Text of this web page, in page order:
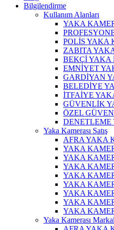
Bilgilendirme
Kullanım Alanları
YAKA
POLİS YAKA
ZABITA
BEKÇİ YAKA
EMNİYET
GARDİYAN
BELEDİYE
İTFAİYE
GÜVENLİK
ÖZEL
Yaka Kamerası Satış
AFRA YAKA
YAKA
YAKA
YAKA
YAKA
YAKA
YAKA
YAKA
YAKA
Yaka Kamerası